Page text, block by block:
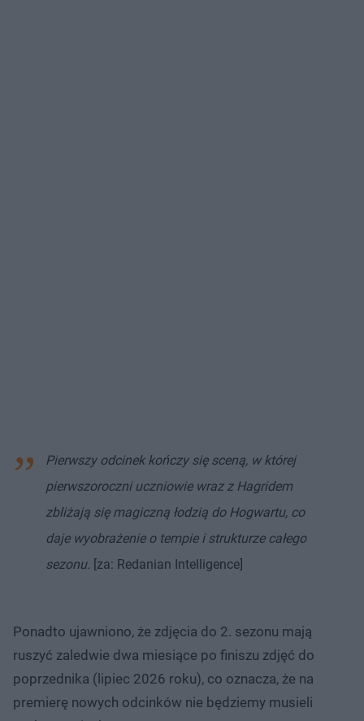
Pierwszy odcinek kończy się sceną, w której
pierwszoroczni uczniowie wraz z Hagridem
zbliżają się magiczną łodzią do Hogwartu, co
daje wyobrażenie o tempie i strukturze całego
sezonu. [za: Redanian Intelligence]
Ponadto ujawniono, że zdjęcia do 2. sezonu mają
ruszyć zaledwie dwa miesiące po finiszu zdjęć do
poprzednika (lipiec 2026 roku), co oznacza, że na
premierę nowych odcinków nie będziemy musieli